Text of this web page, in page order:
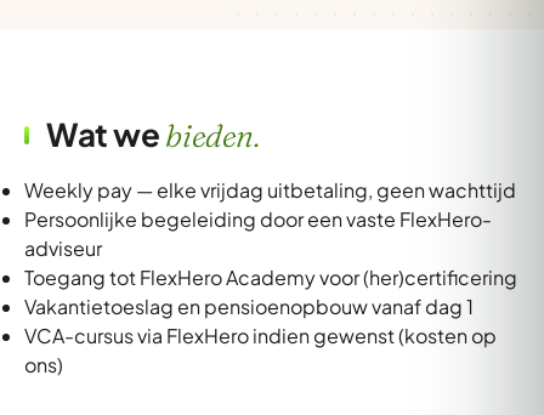
Wat webieden.
Weekly pay — elke vrijdag uitbetaling, geen wachttijd
Persoonlijke begeleiding door een vaste FlexHero-
adviseur
Toegang tot FlexHero Academy voor (her)certificering
Vakantietoeslag en pensioenopbouw vanaf dag 1
VCA-cursus via FlexHero indien gewenst (kosten op
ons)